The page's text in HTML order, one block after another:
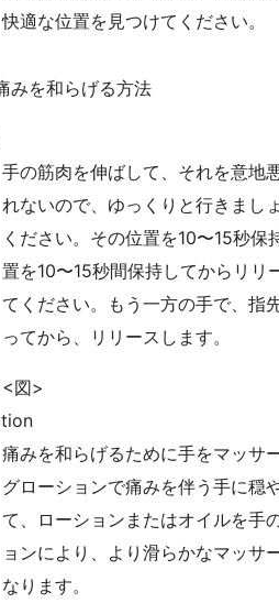
快適な位置を見つけてください。
みを和らげる方法
手の筋肉を伸ばして、それを意地
れないので、ゆっくりと行きまし
ください。その位置を10〜15秒
置を10〜15秒間保持してからリリ
てください。もう一方の手で、指
ってから、リリースします。
図>
痛みを和らげるために手をマッサ
グローションで痛みを伴う手に穏
て、ローションまたはオイルを手
ョンにより、より滑らかなマッサ
なります。